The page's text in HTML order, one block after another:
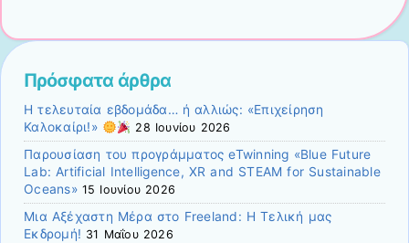
Πρόσφατα άρθρα
Η τελευταία εβδομάδα… ή αλλιώς: «Επιχείρηση
Καλοκαίρι!»
28 Ιουνίου 2026
Παρουσίαση του προγράμματος eTwinning «Blue Future
Lab: Artificial Intelligence, XR and STEAM for Sustainable
Oceans» 15 Ιουνίου 2026
Μια Αξέχαστη Μέρα στο Freeland: Η Τελική μας
Εκδρομή! 31 Μαΐου 2026